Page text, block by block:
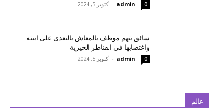
admin
- أكتوبر 5, 2024 0
سائق يتهم موظف بالمعاش بالتعدى على ابنته
واغتصابها فى القناطر الخيرية
admin
- أكتوبر 5, 2024 0
عالم